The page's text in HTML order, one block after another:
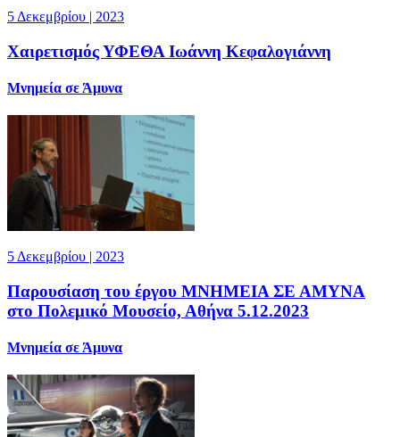
5 Δεκεμβρίου | 2023
Χαιρετισμός ΥΦΕΘΑ Ιωάννη Κεφαλογιάννη
Μνημεία σε Άμυνα
5 Δεκεμβρίου | 2023
Παρουσίαση του έργου ΜΝΗΜΕΙΑ ΣΕ ΑΜΥΝΑ
στο Πολεμικό Μουσείο, Αθήνα 5.12.2023
Μνημεία σε Άμυνα